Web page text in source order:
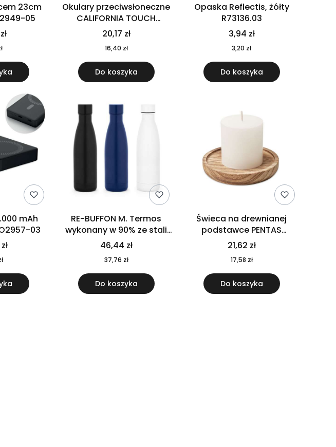
23cm
05
Okulary przeciwsłoneczne
CALIFORNIA TOUCH
MO9617-10
20,17 zł
16,40 zł
Do koszyka
Opaska Reflectis, żółty
R73136.03
3,94 zł
3,20 zł
Do koszyka
mAh
03
RE-BUFFON M. Termos
wykonany w 90% ze stali
nierdzewnej pochodzącej z
recyklingu 520 ml 94294
46,44 zł
37,76 zł
Do koszyka
Świeca na drewnianej
podstawce PENTAS
MO6282-40
21,62 zł
17,58 zł
Do koszyka